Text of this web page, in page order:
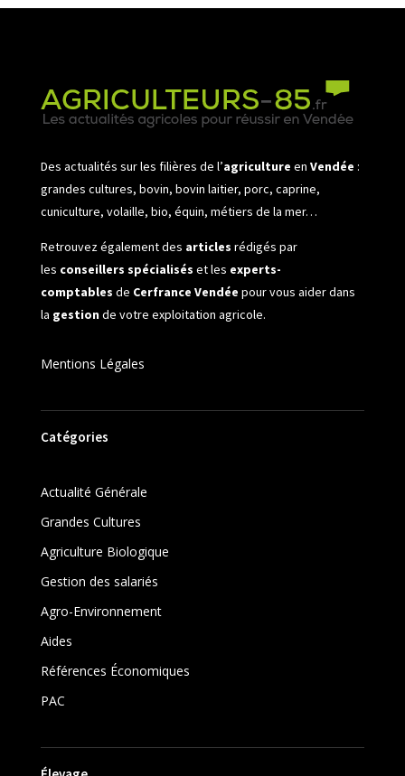
Des actualités sur les filières de l’agriculture en Vendée :
grandes cultures, bovin, bovin laitier, porc, caprine,
cuniculture, volaille, bio, équin, métiers de la mer…
Retrouvez également des articles rédigés par
les conseillers spécialisés et les experts-
comptables de Cerfrance Vendée pour vous aider dans
la gestionde votre exploitation agricole.
Mentions Légales
Catégories
Actualité Générale
Grandes Cultures
Agriculture Biologique
Gestion des salariés
Agro-Environnement
Aides
Références Économiques
PAC